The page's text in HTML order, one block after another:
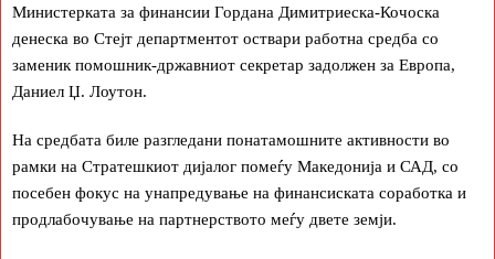
Министерката за финансии Гордана Димитриеска-Кочоска
денеска во Стејт департментот оствари работна средба со
заменик помошник-државниот секретар задолжен за Европа,
Даниел Џ. Лоутон.
На средбата биле разгледани понатамошните активности во
рамки на Стратешкиот дијалог помеѓу Македонија и САД, со
посебен фокус на унапредување на финансиската соработка и
продлабочување на партнерството меѓу двете земји.